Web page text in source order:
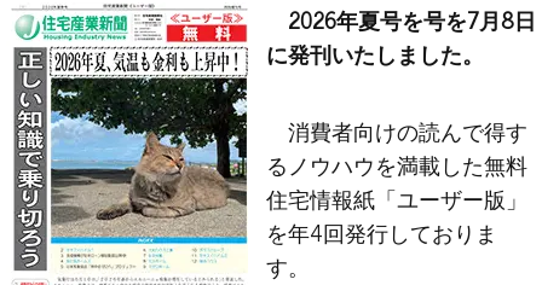
2026年夏号を号を7月8日
に発刊いたしました。
消費者向けの読んで得す
るノウハウを満載した無料
住宅情報紙「ユーザー版」
を年4回発行しておりま
す。